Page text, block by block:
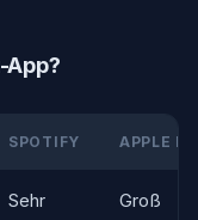
App?
SPOTIFY APPLE
Sehr
Groß